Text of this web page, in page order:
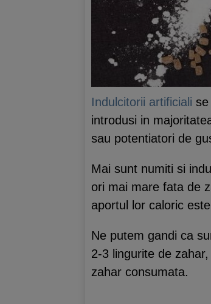
Indulcitorii artificiali
introdusi in
sau potentiatori de
Mai sunt numiti si
ori mai mare fata de
aportul lor caloric
Ne putem gandi ca
2-3 lingurite de
zahar consumata.